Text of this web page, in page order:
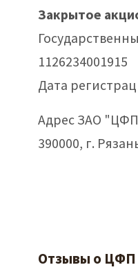
Закрытое
1126234001915
Дата
Адрес ЗАО
390000, г.
Отзывы о ЦФП